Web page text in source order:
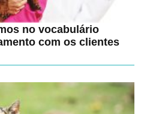
no vocabulário
com os clientes